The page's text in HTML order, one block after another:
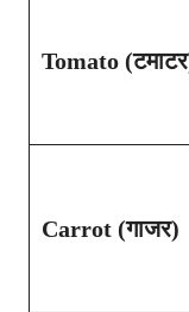
Tomato
Carrot (गाजर)